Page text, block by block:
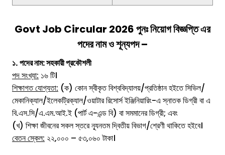
Govt Job Circular 2026পুনঃ নিয়োগ বিজ্ঞপ্তিএর
পদের নাম ও শূন্যপদ –
১.পদের নাম:সহকারী প্রকৌশলী
পদ সংখ্যা: ১৬ টি।
শিক্ষাগত যোগ্যতা: (ক) কোন স্বীকৃত বিশ্ববিদ্যালয়/প্রতিষ্ঠান হইতে সিভিল/
মেকানিক্যাল/ইলেকট্রিক্যাল/ওয়াটার রিসোর্স ইঞ্জিনিয়ারিং-এ স্নাতক ডিগ্রী বা এ
বি.এস.সি/এ.এম.আই.ই (পার্ট এ-এন্ড বি) বা সমমানের ডিগ্রী; এবং
(খ) শিক্ষা জীবনের সকল স্তরে ন্যূনতম দ্বিতীয় বিভাগ/শ্রেণী থাকিতে হইবে।
বেতন স্কেল: ২২,০০০ – ৫৩,০৬০ টাকা।